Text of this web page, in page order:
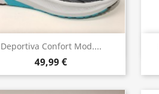
Deportiva Confort Mod....
49,99 €
Vista rápida